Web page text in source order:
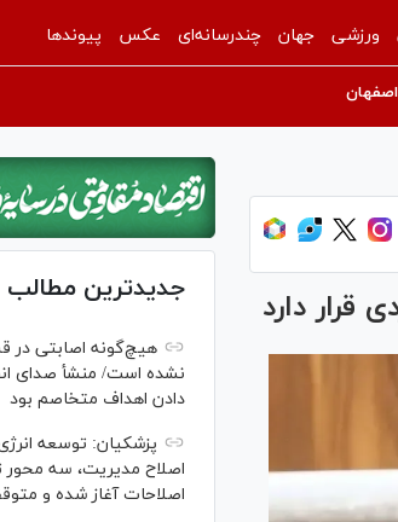
ورزشی جهان چندرسانه‌ای عکس پیوندها
قرار دارد جدیدترین مطالب
هیچ‌گونه اصابتی در
نشده است/ منشأ صدای
دادن اهداف متخاصم بود
پزشکیان: توسعه
اصلاح مدیریت، سه
اصلاحات آغاز شده و